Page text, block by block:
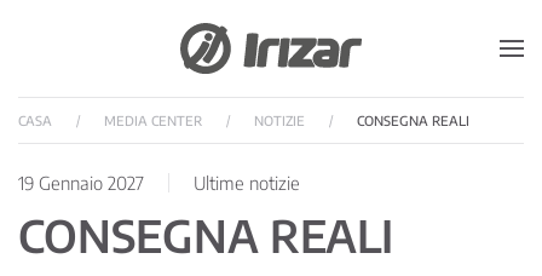
Skip to main content
CASA MEDIA CENTER NOTIZIE CONSEGNA REALI
19 Gennaio 2027 Ultime notizie
CONSEGNA REALI